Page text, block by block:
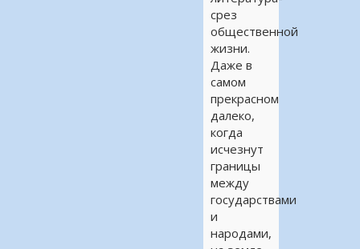
срез
общественной
жизни.
Даже в
самом
прекрасном
далеко,
когда
исчезнут
границы
между
государствами
и
народами,